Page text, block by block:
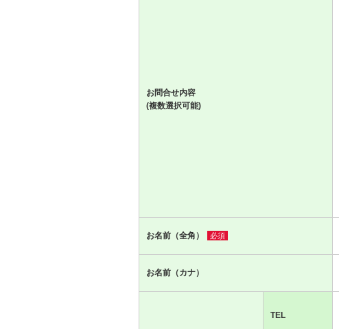
お問合せ内容
(複数選択可能)
お名前（全角） 必須
お名前（カナ）
TEL